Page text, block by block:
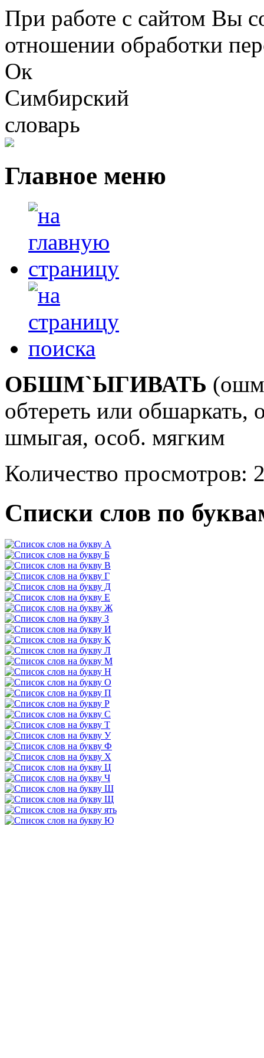
Перейти к основному содержанию
При работе с сайтом Вы
отношении обработки
Ок
Симбирский
словарь
Главное меню
ОБШМ`ЫГИВАТЬ
обтереть или обшаркать,
шмыгая, особ. мягким
Количество просмотров:
Списки слов по